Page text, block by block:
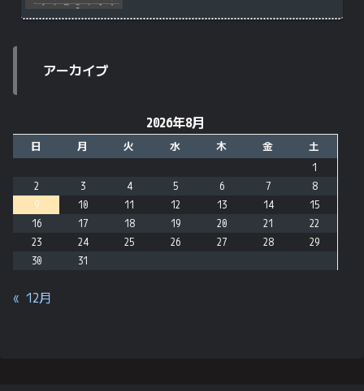
アーカイブ
2026年8月
日 月 火 水 木 金
土
1
2
3 4 5 6 7
8
9
10 11 12 13 14
15
16
17 18 19 20 21
22
23
24 25 26 27 28
29
30
31
« 12月